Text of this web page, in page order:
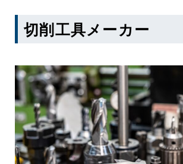
切削工具メーカー